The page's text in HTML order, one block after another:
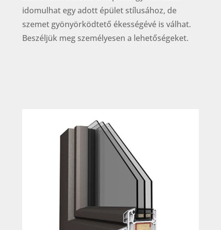
idomulhat egy adott épület stílusához, de
szemet gyönyörködtető ékességévé is válhat.
Beszéljük meg személyesen a lehetőségeket.